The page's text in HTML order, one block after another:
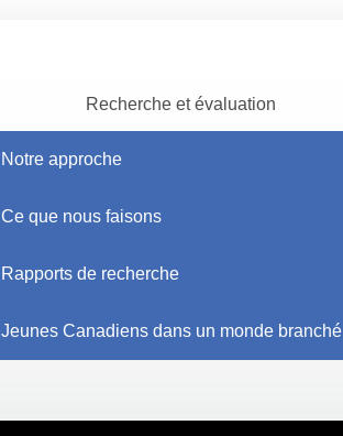
Recherche et évaluation
Notre approche
Ce que nous faisons
Rapports de recherche
Jeunes Canadiens dans un monde branché